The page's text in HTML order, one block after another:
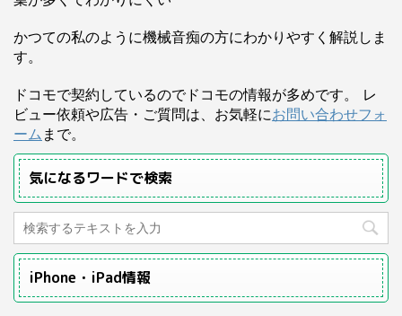
かつての私のように機械音痴の方にわかりやすく解説しま
す。
ドコモで契約しているのでドコモの情報が多めです。 レ
ビュー依頼や広告・ご質問は、お気軽にお問い合わせフォ
ーム まで。
気になるワードで検索
iPhone・iPad情報